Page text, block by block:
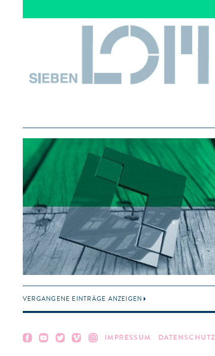
VERGANGENE EINTRÄGE ANZEIGEN
IMPRESSUM DATENSCHUTZ